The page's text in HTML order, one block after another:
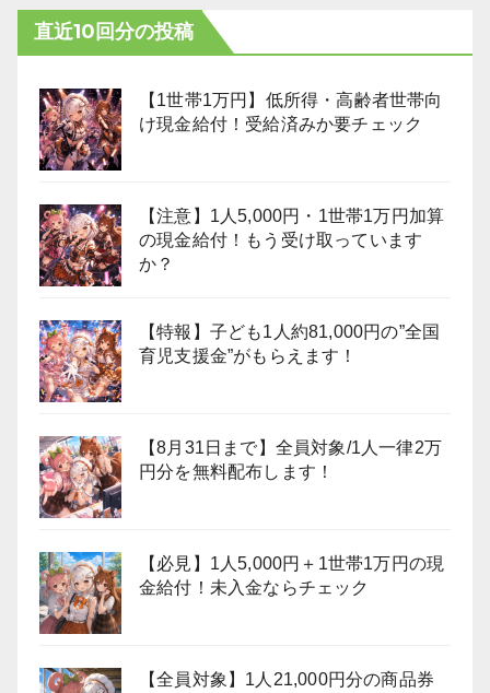
直近10回分の投稿
【1世帯1万円】低所得・高齢者世帯向
け現金給付！受給済みか要チェック
【注意】1人5,000円・1世帯1万円加算
の現金給付！もう受け取っています
か？
【特報】子ども1人約81,000円の”全国
育児支援金”がもらえます！
【8月31日まで】全員対象/1人一律2万
円分を無料配布します！
【必見】1人5,000円＋1世帯1万円の現
金給付！未入金ならチェック
【全員対象】1人21,000円分の商品券